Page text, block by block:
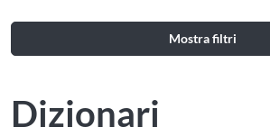
Mostra filtri
Dizionari